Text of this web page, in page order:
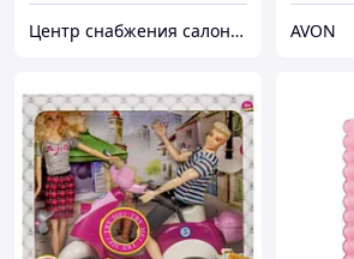
Центр снабжения салонов красоты DenIC AVON